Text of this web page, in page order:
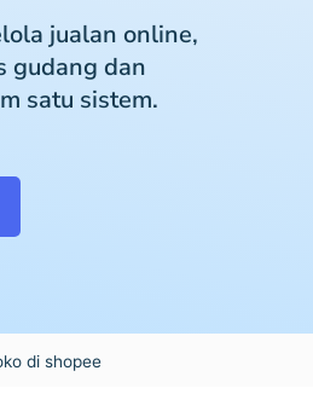
jualan online,
gudang dan
satu sistem.
di shopee